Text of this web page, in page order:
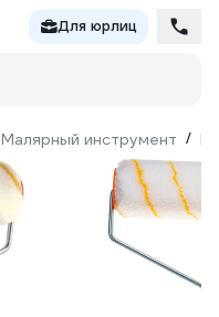
Для юрлиц
Малярный инструмент /